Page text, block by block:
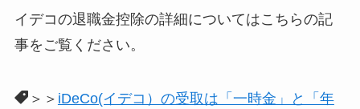
イデコの退職金控除の詳細についてはこちらの記
事をご覧ください。
＞＞ iDeCo(イデコ）の受取は「一時金」と「年